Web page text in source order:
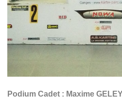
Podium Cadet : Maxime